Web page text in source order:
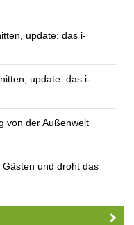
update: das i-
update: das i-
von der Außenwelt
und droht das